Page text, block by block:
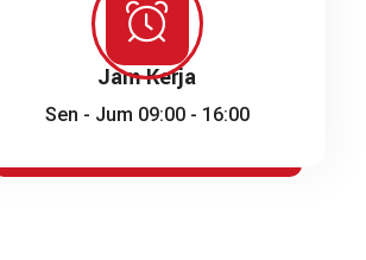
Jam Kerja
Sen - Jum 09:00 - 16:00